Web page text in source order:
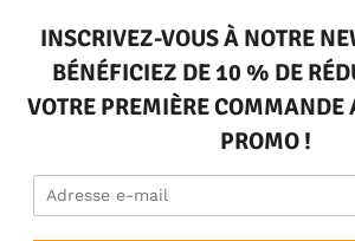
INSCRIVEZ-VOUS À NOTRE
BÉNÉFICIEZ DE 10 % DE
VOTRE PREMIÈRE COMMANDE
PROMO !